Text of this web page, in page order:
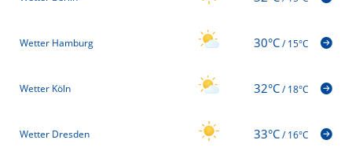
Wetter Hamburg 30°C/15°C
Wetter Köln 32°C/18°C
Wetter Dresden 33°C/16°C